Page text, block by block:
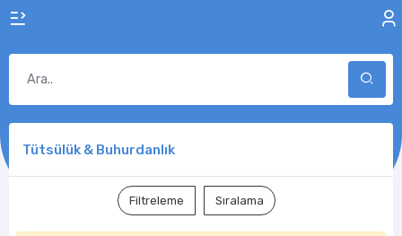
Tütsülük & Buhurdanlık
Filtreleme Sıralama